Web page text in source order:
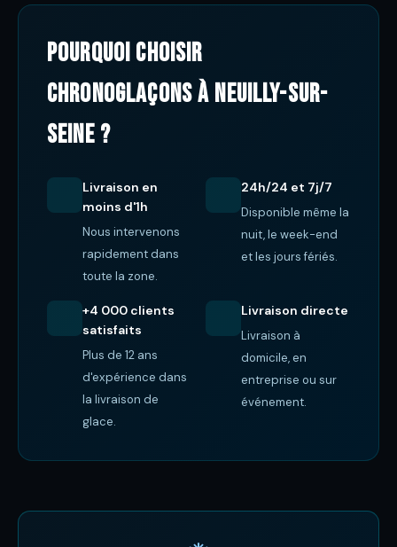
Pourquoi choisir
ChronoGlaçons à Neuilly-sur-
Seine ?
Livraison en
moins d'1h
Nous intervenons
rapidement dans
toute la zone.
24h/24 et 7j/7
Disponible même la
nuit, le week-end
et les jours fériés.
+4 000 clients
satisfaits
Plus de 12 ans
d'expérience dans
la livraison de
glace.
Livraison directe
Livraison à
domicile, en
entreprise ou sur
événement.